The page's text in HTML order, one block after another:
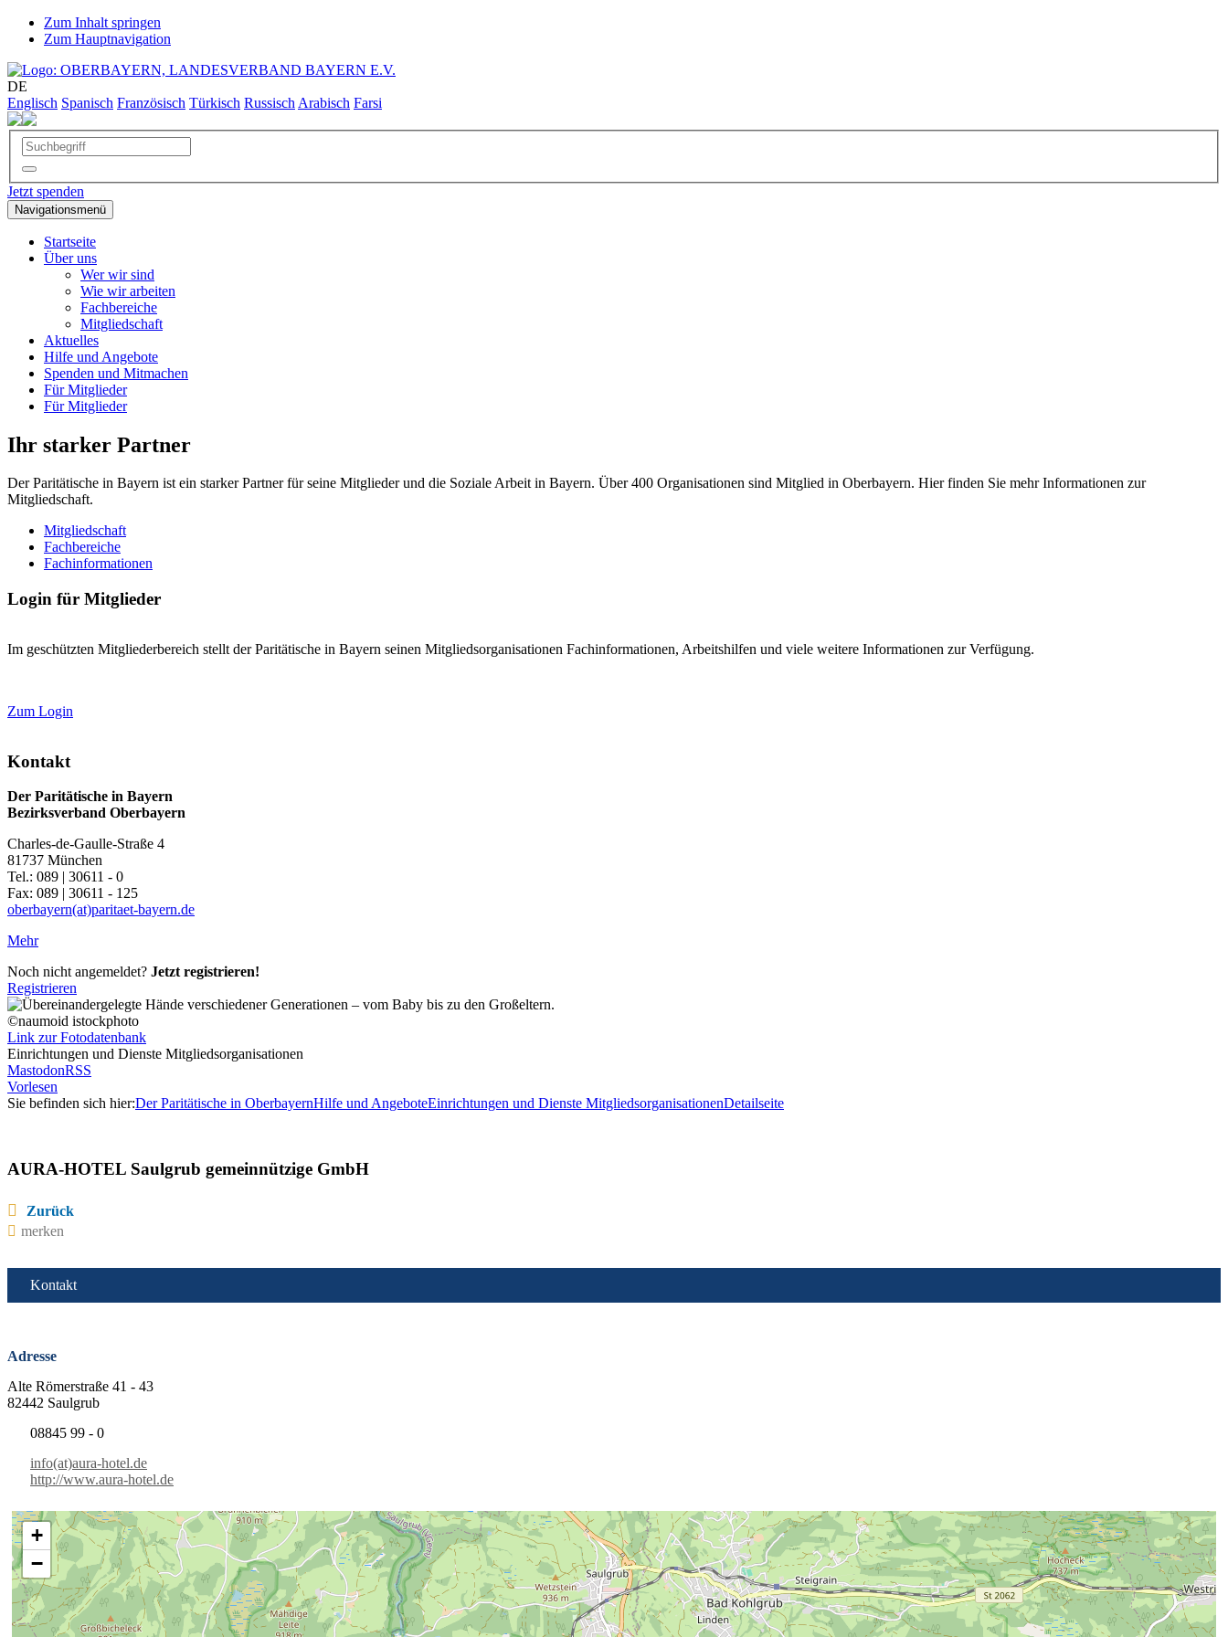
Zum Inhalt springen
Zum Hauptnavigation
DE
Englisch Spanisch Französisch Türkisch Russisch Arabisch Farsi
Jetzt spenden
Navigationsmenü
Startseite
Über uns
Wer wir sind
Wie wir arbeiten
Fachbereiche
Mitgliedschaft
Aktuelles
Hilfe und Angebote
Spenden und Mitmachen
Für Mitglieder
Für Mitglieder
Ihr starker Partner
Der Paritätische in Bayern ist ein starker Partner für seine Mitglieder und die Soziale Arbeit in Bayern. Über 400 Organisationen sind Mitglied in Oberbayern. Hier finden Sie mehr Informationen zur
Mitgliedschaft.
Mitgliedschaft
Fachbereiche
Fachinformationen
Login für Mitglieder
Im geschützten Mitgliederbereich stellt der Paritätische in Bayern seinen Mitgliedsorganisationen Fachinformationen, Arbeitshilfen und viele weitere Informationen zur Verfügung.
Zum Login
Kontakt
Der Paritätische in Bayern
Bezirksverband Oberbayern
Charles-de-Gaulle-Straße 4
81737 München
Tel.: 089 | 30611 - 0
Fax: 089 | 30611 - 125
oberbayern(at)paritaet-bayern.de
Mehr
Noch nicht angemeldet? Jetzt registrieren!
Registrieren
©naumoid istockphoto
Link zur Fotodatenbank
Einrichtungen und Dienste Mitgliedsorganisationen
MastodonRSS
Vorlesen
Sie befinden sich hier:Der Paritätische in OberbayernHilfe und AngeboteEinrichtungen und Dienste MitgliedsorganisationenDetailseite
AURA-HOTEL Saulgrub gemeinnützige GmbH
Zurück
merken
Kontakt
Adresse
Alte Römerstraße 41 - 43
82442 Saulgrub
08845 99 - 0
info(at)aura-hotel.de
http://www.aura-hotel.de
+
−